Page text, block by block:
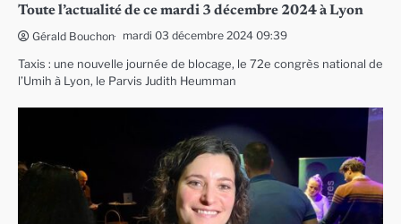
Toute l’actualité de ce mardi 3 décembre 2024 à Lyon
Gérald Bouchon mardi 03 décembre 2024 09:39
Taxis : une nouvelle journée de blocage, le 72e congrès national de
l’Umih à Lyon, le Parvis Judith Heumman